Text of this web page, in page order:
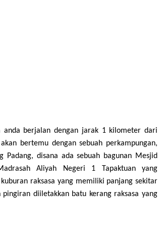
anda berjalan dengan jarak 1 kilometer dari
bertemu dengan sebuah perkampungan,
Padang, disana ada sebuah bagunan Mesjid
A liyah Negeri 1
Tapaktuan yang
raksasa yang memiliki panjang sekitar
pingiran diiletakkan batu kerang raksasa yang